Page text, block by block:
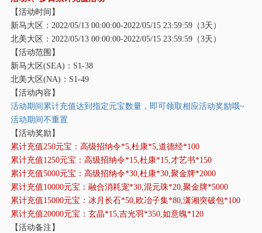
【活动时间】
新马大区： 2022/05/13 00:00:00-2022/05/15 23:59:59（3天）
北美大区： 2022/05/13 00:00:00-2022/05/15 23:59:59（3天）
【活动范围】
新马大区(SEA)：S1-38
北美大区(NA)：S1-49
【活动内容】
活动期间累计充值达到指定元宝数量，即可领取相应活动奖励哦~
活动期间不重置
【活动奖励】
累计充值250元宝：高级招纳令*5,杜康*5,道德经*100
累计充值1250元宝：高级招纳令*15,杜康*15,才艺书*150
累计充值5000元宝：高级招纳令*30,杜康*30,聚金牌*2000
累计充值10000元宝：融合消耗宠*30,混元珠*20,聚金牌*5000
累计充值15000元宝：冰月长石*50,欧冶子集*80,潇湘突破包*100
累计充值20000元宝：玄晶*15,吉光羽*350,如意魄*120
【活动备注】